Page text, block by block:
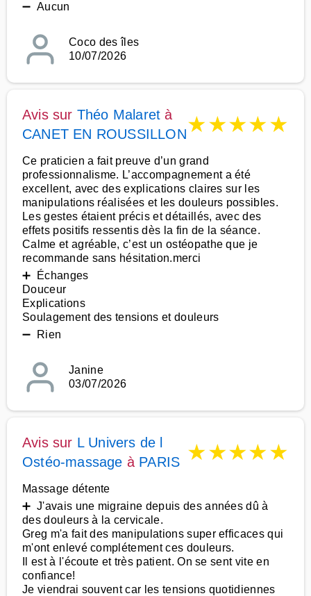
➖ Aucun
Coco des îles
10/07/2026
Avis sur Théo Malaret à
CANET EN ROUSSILLON★★★★★
Ce praticien a fait preuve d’un grand
professionnalisme. L’accompagnement a été
excellent, avec des explications claires sur les
manipulations réalisées et les douleurs possibles.
Les gestes étaient précis et détaillés, avec des
effets positifs ressentis dès la fin de la séance.
Calme et agréable, c’est un ostéopathe que je
recommande sans hésitation.merci
➕ Échanges
Douceur
Explications
Soulagement des tensions et douleurs
➖ Rien
Janine
03/07/2026
Avis sur L Univers de l
Ostéo-massage à PARIS ★★★★★
Massage détente
➕ J'avais une migraine depuis des années dû à
des douleurs à la cervicale.
Greg m'a fait des manipulations super efficaces qui
m'ont enlevé complétement ces douleurs.
Il est à l'écoute et très patient. On se sent vite en
confiance!
Je viendrai souvent car les tensions quotidiennes